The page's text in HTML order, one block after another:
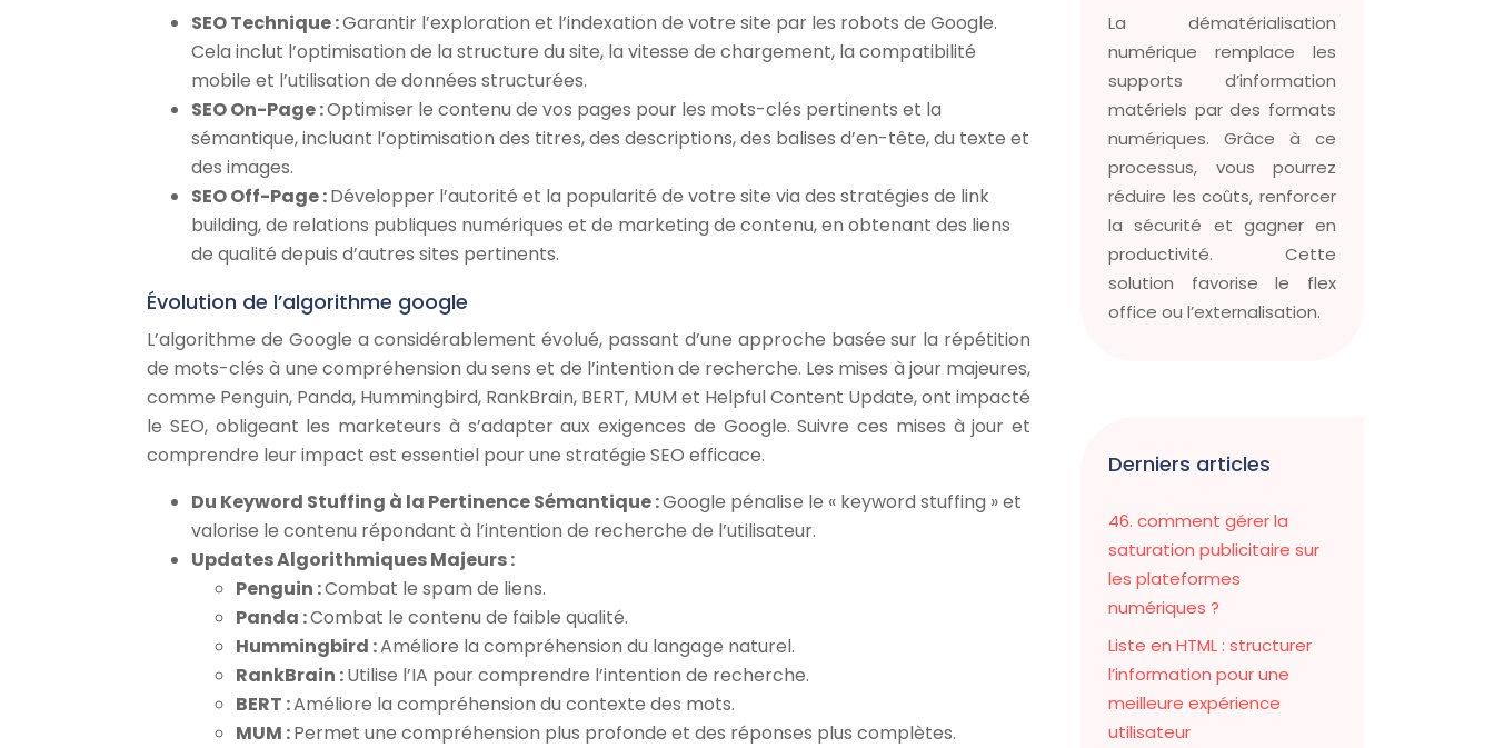
SEO Technique :Garantir l’exploration et l’indexation de votre site par les robots de Google.
Cela inclut l’optimisation de la structure du site, la vitesse de chargement, la compatibilité
mobile et l’utilisation de données structurées.
SEO On-Page :Optimiser le contenu de vos pages pour les mots-clés pertinents et la
sémantique, incluant l’optimisation des titres, des descriptions, des balises d’en-tête, du texte et
des images.
SEO Off-Page :Développer l’autorité et la popularité de votre site via des stratégies de link
building, de relations publiques numériques et de marketing de contenu, en obtenant des liens
de qualité depuis d’autres sites pertinents.
Évolution de l’algorithme google
L’algorithme de Google a considérablement évolué, passant d’une approche basée sur la répétition
de mots-clés à une compréhension du sens et de l’intention de recherche. Les mises à jour majeures,
comme Penguin, Panda, Hummingbird, RankBrain, BERT, MUM et Helpful Content Update, ont impacté
le SEO, obligeant les marketeurs à s’adapter aux exigences de Google. Suivre ces mises à jour et
comprendre leur impact est essentiel pour une stratégie SEO efficace.
Du Keyword Stuffing à la Pertinence Sémantique :Google pénalise le « keyword stuffing » et
valorise le contenu répondant à l’intention de recherche de l’utilisateur.
Updates Algorithmiques Majeurs :
Penguin :Combat le spam de liens.
Panda :Combat le contenu de faible qualité.
Hummingbird :Améliore la compréhension du langage naturel.
RankBrain :Utilise l’IA pour comprendre l’intention de recherche.
BERT :Améliore la compréhension du contexte des mots.
MUM :Permet une compréhension plus profonde et des réponses plus complètes.
La dématérialisation
numérique remplace les
supports d’information
matériels par des formats
numériques. Grâce à ce
processus, vous pourrez
réduire les coûts, renforcer
la sécurité et gagner en
productivité. Cette
solution favorise le flex
office ou l’externalisation.
Derniers articles
46. comment gérer la
saturation publicitaire sur
les plateformes
numériques ?
Liste en HTML : structurer
l’information pour une
meilleure expérience
utilisateur